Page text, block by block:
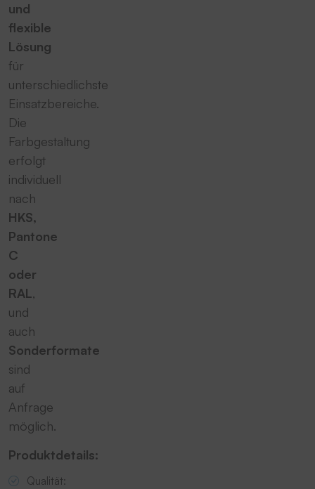
und
flexible
Lösung
für
unterschiedlichste
Einsatzbereiche.
Die
Farbgestaltung
erfolgt
individuell
nach
HKS,
Pantone
C
oder
RAL,
und
auch
Sonderformate
sind
auf
Anfrage
möglich.
Produktdetails:
Qualität: